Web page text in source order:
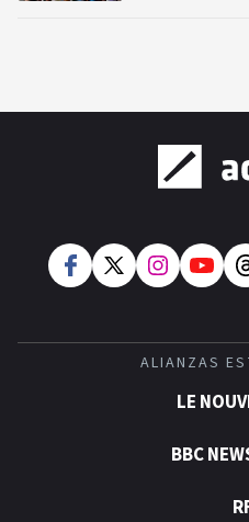
ALIANZAS
LE
BBC